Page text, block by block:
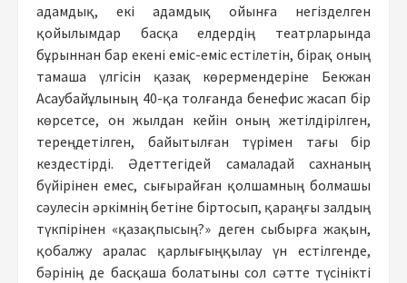
адамдық, екі адамдық ойынға негізделген
қойылымдар басқа елдердің театрларында
бұрыннан бар екені еміс-еміс естілетін, бірақ оның
тамаша үлгісін қазақ көрермендеріне Бекжан
Асаубайұлының 40-қа толғанда бенефис жасап бір
көрсетсе, он жылдан кейін оның жетілдірілген,
тереңдетілген, байытылған түрімен тағы бір
кездестірді. Әдеттегідей самаладай сахнаның
бүйірінен емес, сығырайған қолшамның болмашы
сәулесін әркімнің бетіне біртосып, қараңғы залдың
түкпірінен «қазақпысың?» деген сыбырға жақын,
қобалжу аралас қарлығыңқылау үн естілгенде,
бәрінің де басқаша болатыны сол сәтте түсінікті